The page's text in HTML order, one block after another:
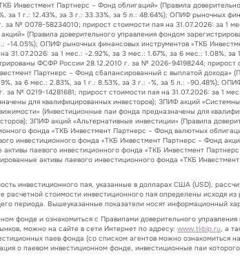
Инвестмент Партнерс – Фонд облигаций» (Правила
за 1 г.: 12.43%, за 3 г.: 33.33%, за 5 л.: 48.64%); ОПИФ рыночных
№ 0078-58234010; прирост стоимости пая на 31.07.2026: за 1
(Правила доверительного управления фондом
л.: -14.05%); ОПИФ рыночных финансовых инструментов «ТКБ
31.07.2026: за 1 мес.: -2.92%, за 3 мес.: 1.67%, за 6 мес.: 1.08%,
ФСФР России 28.12.2010 г. за № 2026-94198244; прирост
Партнерс – Фонд сбалансированный с выплатой
за 6 мес.: 2.83%, за 1 г.: 8.53%, за 3 г.: -%, за 5 л.: -90.48%);
№ 0219-14281681; прирост стоимости пая на 31.07.2026: за 1
для квалифицированных инвесторов); ЗПИФ акций
(Инвестиционные паи фонда предназначены для
ЗПИФ акций «Альтернативные инвестиции» (Правила
фонда «ТКБ Инвестмент Партнерс – Фонд валютных
инвестиционного фонда «ТКБ Инвестмент Партнерс – Фонд
активы паевого инвестиционного фонда «ТКБ Инвестмент
активы паевого инвестиционного фонда «ТКБ
инвестиционного пая, указанные в долларах США (USD),
расчетной стоимости инвестиционного пая определены исходя
периода. Вышеуказанные показатели носят информационный
фонде и ознакомиться с Правилами доверительного
можно на сайте в сети Интернет по адресу: www.tkbip.ru, а
паев фонда (со списком агентов можно ознакомиться
о паевом инвестиционном фонде, инвестиционные паи